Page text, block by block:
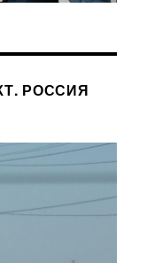
РОССИЯ